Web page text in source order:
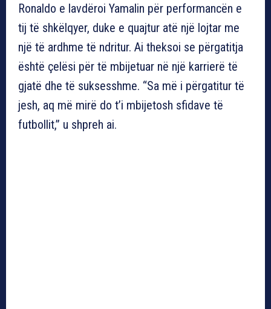
Ronaldo e lavdëroi Yamalin për performancën e
tij të shkëlqyer, duke e quajtur atë një lojtar me
një të ardhme të ndritur. Ai theksoi se përgatitja
është çelësi për të mbijetuar në një karrierë të
gjatë dhe të suksesshme. “Sa më i përgatitur të
jesh, aq më mirë do t’i mbijetosh sfidave të
futbollit,” u shpreh ai.